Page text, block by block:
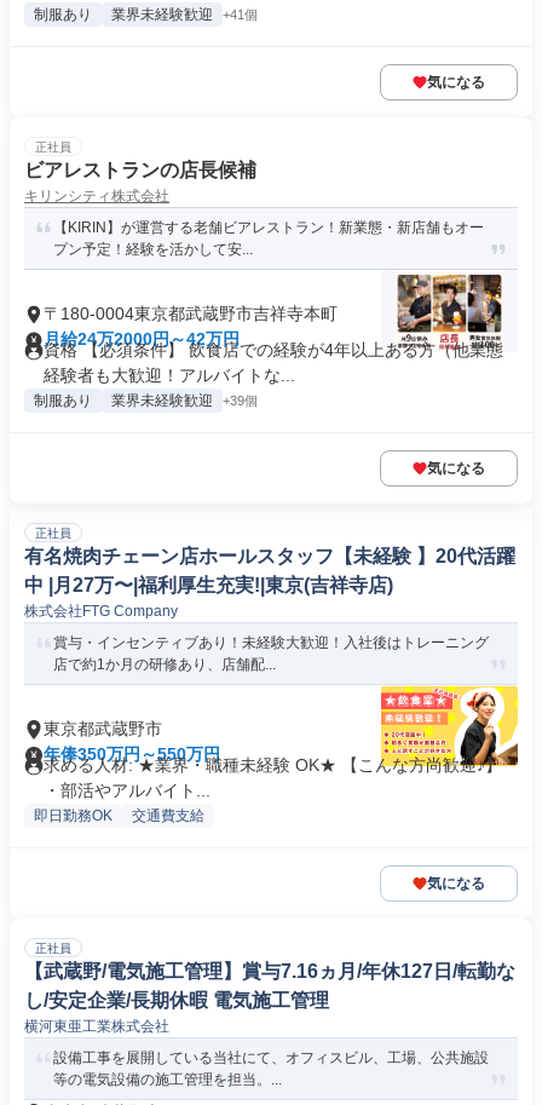
制服あり 業界未経験歓迎 +41個
気になる
正社員
ビアレストランの店長候補
キリンシティ株式会社
【KIRIN】が運営する老舗ビアレストラン！新業態・新店舗もオー
プン予定！経験を活かして安...
〒180-0004東京都武蔵野市吉祥寺本町
月給24万2000円～42万円
資格 【必須条件】 飲食店での経験が4年以上ある方（他業態
経験者も大歓迎！アルバイトな...
制服あり 業界未経験歓迎 +39個
気になる
正社員
有名焼肉チェーン店ホールスタッフ【未経験 】20代活躍
中 |月27万〜|福利厚生充実!|東京(吉祥寺店)
株式会社FTG Company
賞与・インセンティブあり！未経験大歓迎！入社後はトレーニング
店で約1か月の研修あり、店舗配...
東京都武蔵野市
年俸350万円～550万円
求める人材: ★業界・職種未経験 OK★ 【こんな方尚歓迎♪】
・部活やアルバイト...
即日勤務OK 交通費支給
気になる
正社員
【武蔵野/電気施工管理】賞与7.16ヵ月/年休127日/転勤な
し/安定企業/長期休暇 電気施工管理
横河東亜工業株式会社
設備工事を展開している当社にて、オフィスビル、工場、公共施設
等の電気設備の施工管理を担当。...